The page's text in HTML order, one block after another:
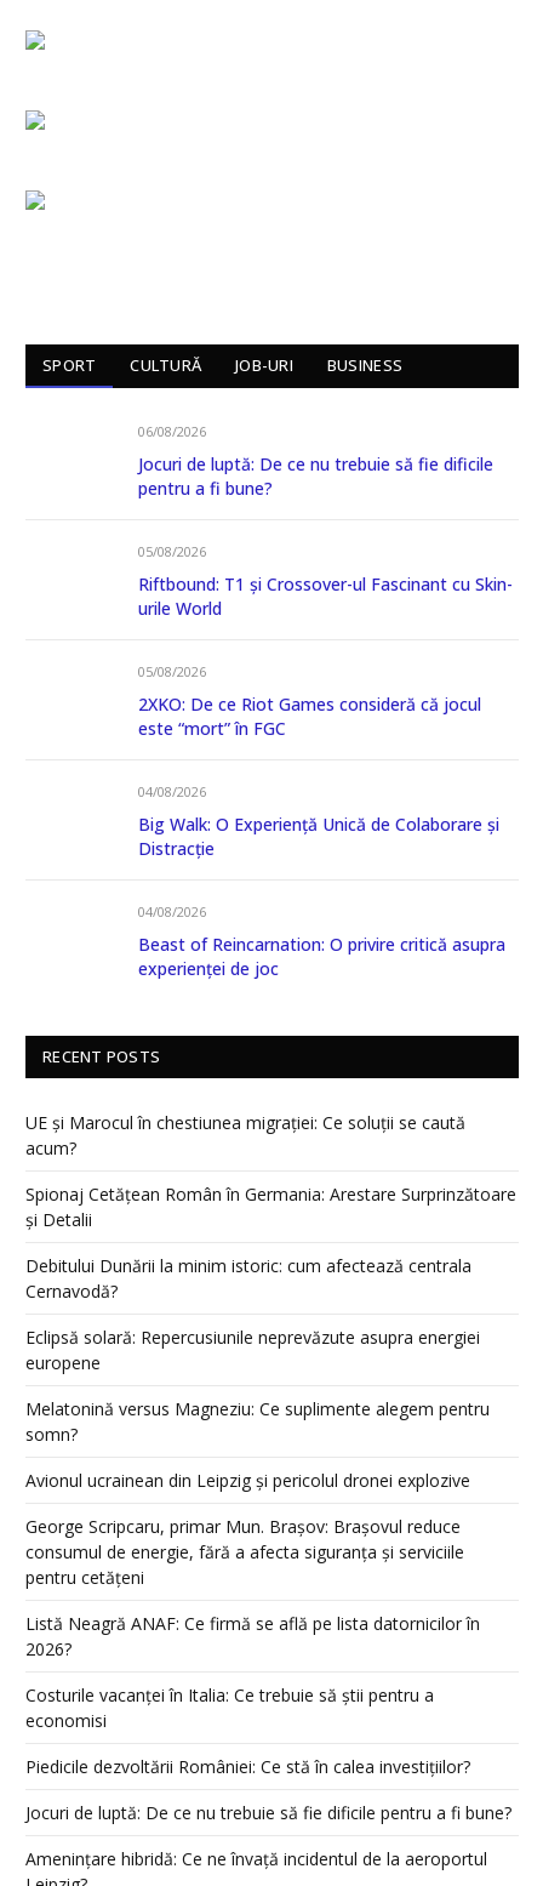
SPORT CULTURĂ JOB-URI BUSINESS
06/08/2026
Jocuri de luptă: De ce nu trebuie să fie dificile
pentru a fi bune?
05/08/2026
Riftbound: T1 și Crossover-ul Fascinant cu Skin-
urile World
05/08/2026
2XKO: De ce Riot Games consideră că jocul
este “mort” în FGC
04/08/2026
Big Walk: O Experiență Unică de Colaborare și
Distracție
04/08/2026
Beast of Reincarnation: O privire critică asupra
experienței de joc
RECENT POSTS
UE și Marocul în chestiunea migrației: Ce soluții se caută
acum?
Spionaj Cetățean Român în Germania: Arestare Surprinzătoare
și Detalii
Debitului Dunării la minim istoric: cum afectează centrala
Cernavodă?
Eclipsă solară: Repercusiunile neprevăzute asupra energiei
europene
Melatonină versus Magneziu: Ce suplimente alegem pentru
somn?
Avionul ucrainean din Leipzig și pericolul dronei explozive
George Scripcaru, primar Mun. Brașov: Brașovul reduce
consumul de energie, fără a afecta siguranța și serviciile
pentru cetățeni
Listă Neagră ANAF: Ce firmă se află pe lista datornicilor în
2026?
Costurile vacanței în Italia: Ce trebuie să știi pentru a
economisi
Piedicile dezvoltării României: Ce stă în calea investițiilor?
Jocuri de luptă: De ce nu trebuie să fie dificile pentru a fi bune?
Amenințare hibridă: Ce ne învață incidentul de la aeroportul